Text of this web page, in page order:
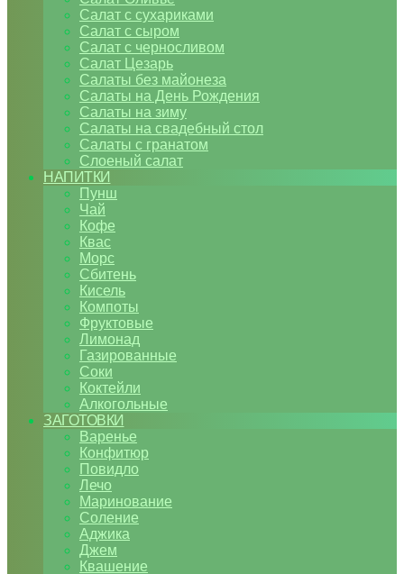
Салат с сухариками
Салат с сыром
Салат с черносливом
Салат Цезарь
Салаты без майонеза
Салаты на День Рождения
Салаты на зиму
Салаты на свадебный стол
Салаты с гранатом
Слоеный салат
НАПИТКИ
Пунш
Чай
Кофе
Квас
Морс
Сбитень
Кисель
Компоты
Фруктовые
Лимонад
Газированные
Соки
Коктейли
Алкогольные
ЗАГОТОВКИ
Варенье
Конфитюр
Повидло
Лечо
Маринование
Соление
Аджика
Джем
Квашение